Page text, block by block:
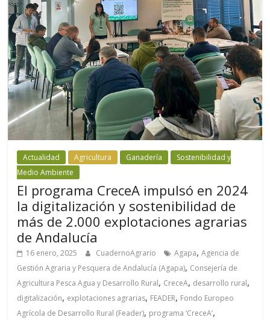
Actualidad Agricultura Ganadería
Sostenibilidad y
Medio Ambiente
El programa CreceA impulsó en 2024
la digitalización y sostenibilidad de
más de 2.000 explotaciones agrarias
de Andalucía
16 enero, 2025 CuadernoAgrario Agapa,Agencia de
Gestión Agraria y Pesquera de Andalucía (Agapa), Consejería de
Agricultura Pesca Agua y Desarrollo Rural, CreceA, desarrollo rural,
digitalización, explotaciones agrarias, FEADER, Fondo Europeo
Agrícola de Desarrollo Rural (Feader), programa ‘CreceA’,